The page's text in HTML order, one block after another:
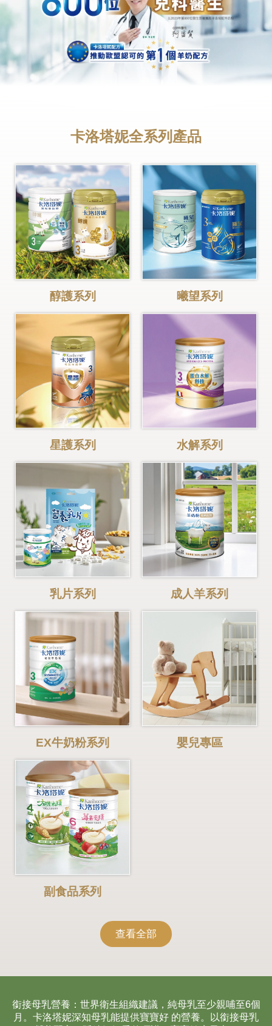
卡洛塔妮全系列產品
醇護系列 曦望系列
星護系列 水解系列
乳片系列 成人羊系列
EX牛奶粉系列 嬰兒專區
副食品系列
查看全部
銜接母乳營養：世界衛生組織建議，純母乳至少親哺至6個
月。卡洛塔妮深知母乳能提供寶寶好 的營養。以銜接母乳